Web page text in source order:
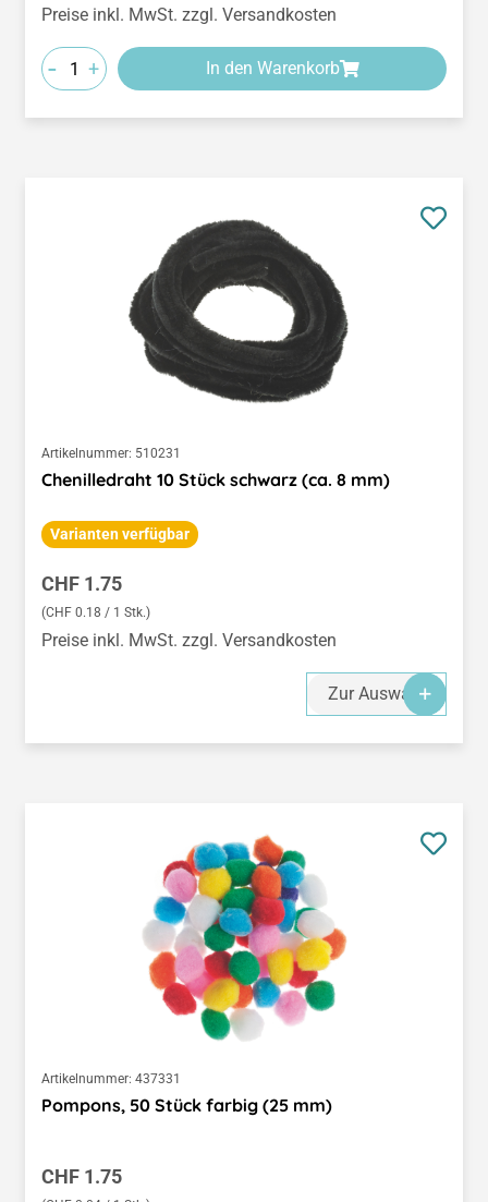
Preise inkl. MwSt. zzgl. Versandkosten
- + In den Warenkorb
Artikelnummer: 510231
Chenilledraht 10 Stück schwarz (ca. 8 mm)
Varianten verfügbar
Regulärer Preis:
CHF 1.75
(CHF 0.18 / 1 Stk.)
Preise inkl. MwSt. zzgl. Versandkosten
Zur Auswahl
Artikelnummer: 437331
Pompons, 50 Stück farbig (25 mm)
Regulärer Preis:
CHF 1.75